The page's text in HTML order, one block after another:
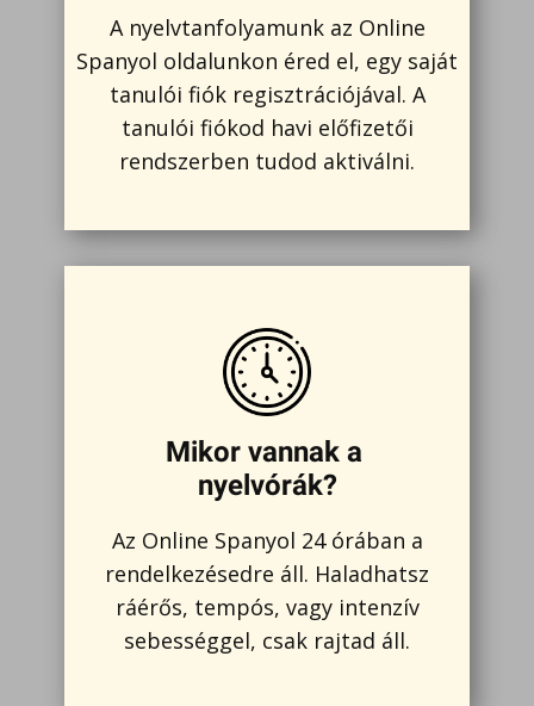
A nyelvtanfolyamunk az Online
Spanyol oldalunkon éred el, egy saját
tanulói fiók regisztrációjával. A
tanulói fiókod havi előfizetői
rendszerben tudod aktiválni.
Mikor vannak a
nyelvórák?
Az Online Spanyol 24 órában a
rendelkezésedre áll. Haladhatsz
ráérős, tempós, vagy intenzív
sebességgel, csak rajtad áll.